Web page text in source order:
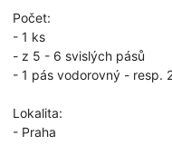
Počet:
- 1 ks
- z 5 - 6 svislých pásů
- 1 pás vodorovný - resp.
Lokalita:
- Praha